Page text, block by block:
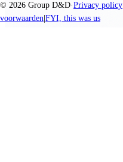
© 2026 Group D&D·Privacy policy
voorwaarden FYI, this was us